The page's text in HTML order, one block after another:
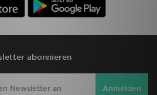
abonnieren
Anmelden